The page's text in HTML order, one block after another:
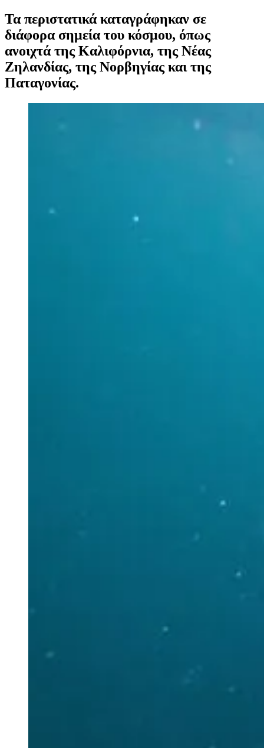
Τα περιστατικά καταγράφηκαν σε
διάφορα σημεία του κόσμου, όπως
ανοιχτά της Καλιφόρνια, της Νέας
Ζηλανδίας, της Νορβηγίας και της
Παταγονίας.